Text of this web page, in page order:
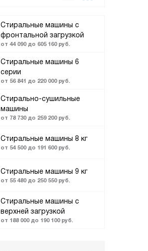
Стиральные машины с
фронтальной загрузкой
от 44 090 до 605 160 руб.
Стиральные машины 6
серии
от 56 841 до 220 000 руб.
Стирально-сушильные
машины
от 78 730 до 259 200 руб.
Стиральные машины 8 кг
от 54 500 до 191 600 руб.
Стиральные машины 9 кг
от 55 480 до 250 550 руб.
Стиральные машины с
верхней загрузкой
от 188 000 до 190 100 руб.